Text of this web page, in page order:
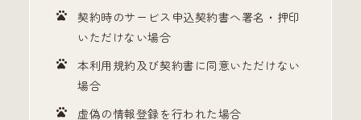
契約時のサービス申込契約書へ署名・押印
いただけない場合
本利用規約及び契約書に同意いただけない
場合
虚偽の情報登録を行われた場合